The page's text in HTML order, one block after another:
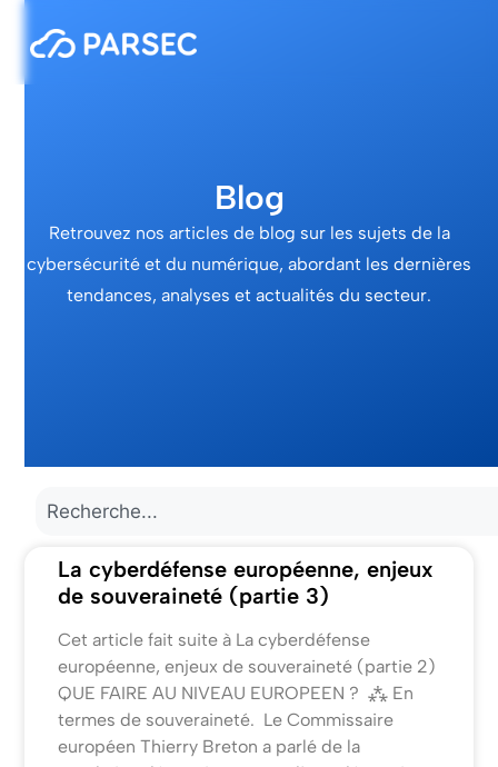
Blog
Retrouvez nos articles de blog sur les sujets de la
cybersécurité et du numérique, abordant les dernières
tendances, analyses et actualités du secteur.
La cyberdéfense européenne, enjeux
de souveraineté (partie 3)
Cet article fait suite à La cyberdéfense
européenne, enjeux de souveraineté (partie 2)
QUE FAIRE AU NIVEAU EUROPEEN ? ⁂ En
termes de souveraineté. Le Commissaire
européen Thierry Breton a parlé de la